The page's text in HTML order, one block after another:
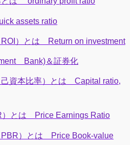
assets ratio
ROI）とは Return on investment
Bank)＆証券化
己資本比率）とは Capital ratio,
）とは Price Earnings Ratio
PBR）とは Price Book-value